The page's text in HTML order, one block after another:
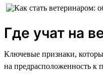
Где учат на
Ключевые признаки,
на предрасположенность